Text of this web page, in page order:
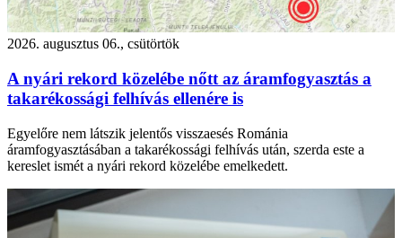
2026. augusztus 06., csütörtök
A nyári rekord közelébe nőtt az áramfogyasztás a
takarékossági felhívás ellenére is
Egyelőre nem látszik jelentős visszaesés Románia
áramfogyasztásában a takarékossági felhívás után, szerda este a
kereslet ismét a nyári rekord közelébe emelkedett.